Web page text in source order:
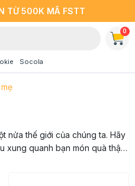
TỪ 500K MÃ FSTT
Socola
0
nửa thế giới của chúng ta. Hãy
xung quanh bạn món quà thật